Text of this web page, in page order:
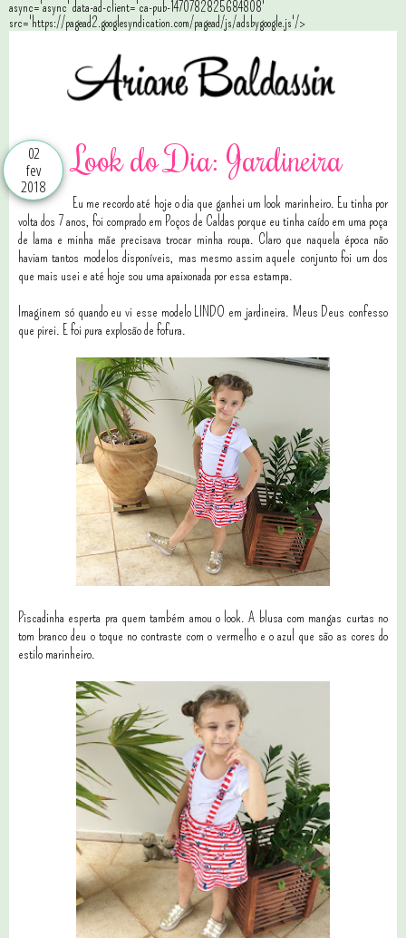
async='async' data-ad-client='ca-pub-1470782825684808'
src='https://pagead2.googlesyndication.com/pagead/js/adsbygoogle.js'/>
02
fev
2018
Look do Dia: Jardineira
Eu me recordo até hoje o dia que ganhei um look marinheiro. Eu tinha por
volta dos 7 anos, foi comprado em Poços de Caldas porque eu tinha caído em uma poça
de lama e minha mãe precisava trocar minha roupa. Claro que naquela época não
haviam tantos modelos disponíveis, mas mesmo assim aquele conjunto foi um dos
que mais usei e até hoje sou uma apaixonada por essa estampa.
Imaginem só quando eu vi esse modelo LINDO em jardineira. Meus Deus confesso
que pirei. E foi pura explosão de fofura.
Piscadinha esperta pra quem também amou o look. A blusa com mangas curtas no
tom branco deu o toque no contraste com o vermelho e o azul que são as cores do
estilo marinheiro.